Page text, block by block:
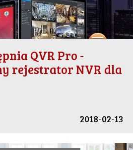
QVR Pro -
rejestrator NVR dla
2018-02-13